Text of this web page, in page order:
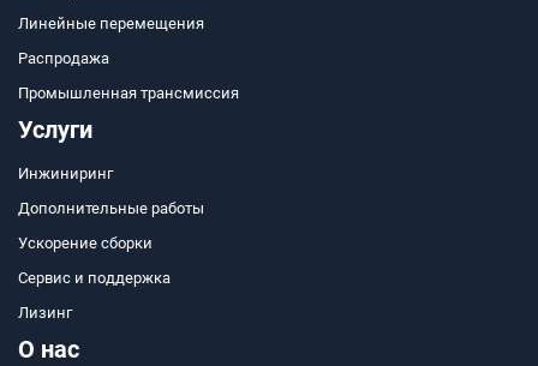
Линейные перемещения
Распродажа
Промышленная трансмиссия
Услуги
Инжиниринг
Дополнительные работы
Ускорение сборки
Сервис и поддержка
Лизинг
О нас